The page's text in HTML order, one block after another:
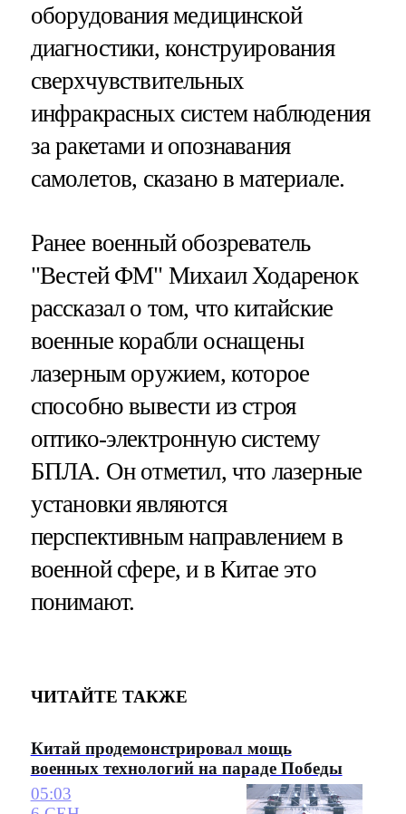
оборудования медицинской
диагностики, конструирования
сверхчувствительных
инфракрасных систем наблюдения
за ракетами и опознавания
самолетов, сказано в материале.
Ранее военный обозреватель
"Вестей ФМ" Михаил Ходаренок
рассказал о том, что китайские
военные корабли оснащены
лазерным оружием, которое
способно вывести из строя
оптико-электронную систему
БПЛА. Он отметил, что лазерные
установки являются
перспективным направлением в
военной сфере, и в Китае это
понимают.
ЧИТАЙТЕ ТАКЖЕ
Китай продемонстрировал мощь
военных технологий на параде Победы
05:03